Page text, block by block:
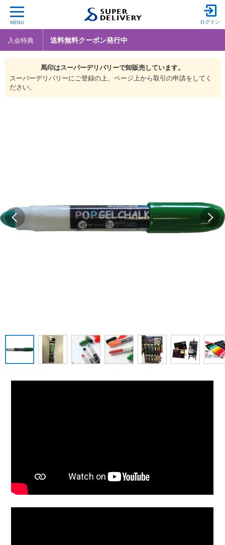
MENU ログイン
入会特典 送料無料クーポン発行中
馬印はスーパーデリバリーで卸販売しています。
スーパーデリバリーにご登録の上、ページ上から取引の申請をしてく
ださい。